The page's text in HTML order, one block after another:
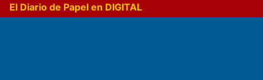
El Diario de Papel en DIGITAL